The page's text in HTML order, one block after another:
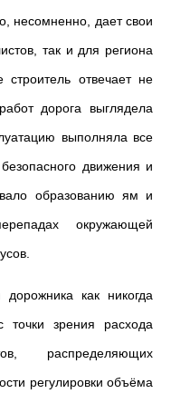
несомненно, дает свои
так и для региона
отвечает не
дорога выглядела
выполняла все
движения и
образованию ям и
окружающей
как никогда
точки зрения расхода
распределяющих
регулировки объёма